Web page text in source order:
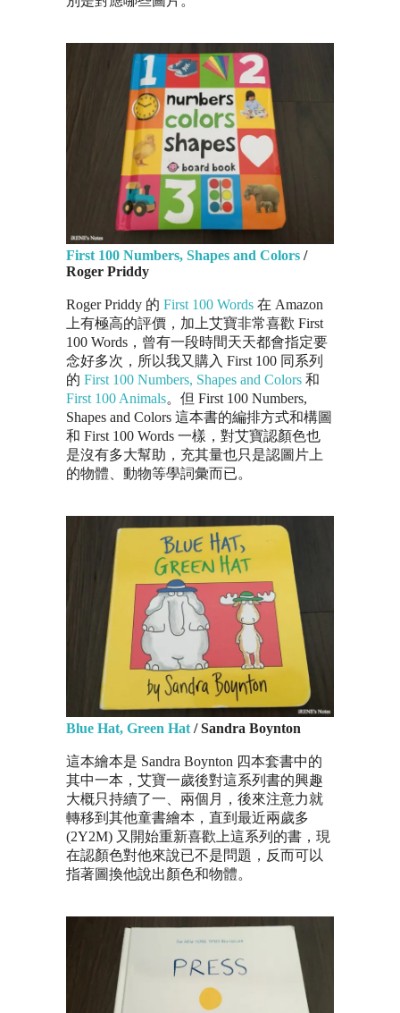
First 100 Numbers, Shapes and Colors /
Roger Priddy
Roger Priddy 的 First 100 Words 在 Amazon
上有極高的評價，加上艾寶非常喜歡 First
100 Words，曾有一段時間天天都會指定要
念好多次，所以我又購入 First 100 同系列
的 First 100 Numbers, Shapes and Colors 和
First 100 Animals。但 First 100 Numbers,
Shapes and Colors 這本書的編排方式和構圖
和 First 100 Words 一樣，對艾寶認顏色也
是沒有多大幫助，充其量也只是認圖片上
的物體、動物等學詞彙而已。
Blue Hat, Green Hat / Sandra Boynton
這本繪本是 Sandra Boynton 四本套書中的
其中一本，艾寶一歲後對這系列書的興趣
大概只持續了一、兩個月，後來注意力就
轉移到其他童書繪本，直到最近兩歲多
(2Y2M) 又開始重新喜歡上這系列的書，現
在認顏色對他來說已不是問題，反而可以
指著圖換他說出顏色和物體。